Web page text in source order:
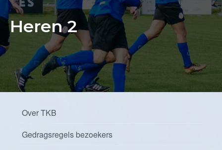
Heren 2
Over TKB
Gedragsregels bezoekers